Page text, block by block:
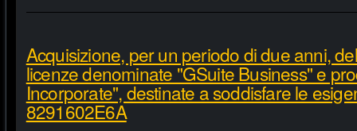
Acquisizione, per un periodo di due anni,
licenze denominate "GSuite Business" e
Incorporate", destinate a soddisfare le
8291602E6A